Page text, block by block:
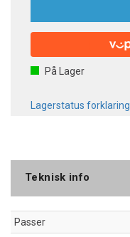
På Lager
Lagerstatus forklaring
Teknisk info
Passer